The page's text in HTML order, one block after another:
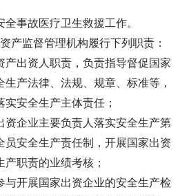
全事故医疗卫生救援工作。
产监督管理机构履行下列职责：
产出资人职责，负责指导督促国家
产法律、法规、规章、标准等，
安全生产主体责任；
资企业主要负责人落实安全生产第
员安全生产责任制，开展国家出资
职责的业绩考核；
与开展国家出资企业的安全生产检